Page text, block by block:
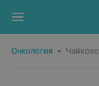
Онкология •